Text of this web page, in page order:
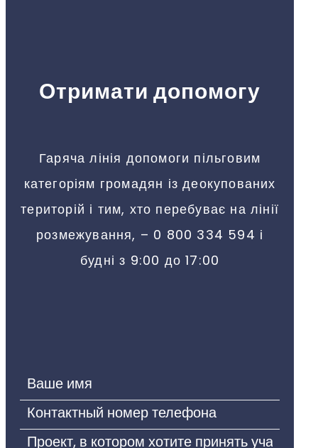
Отримати допомогу
Гаряча лінія допомоги пільговим
категоріям громадян із деокупованих
територій і тим, хто перебуває на лінії
розмежування, – 0 800 334 594 і
будні з 9:00 до 17:00